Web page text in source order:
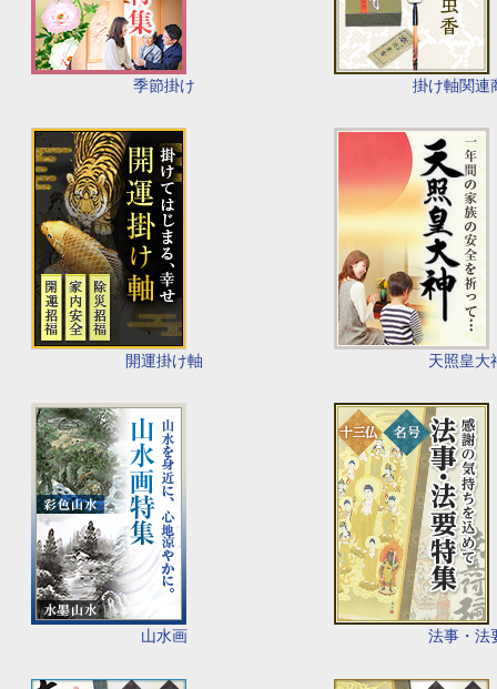
季節掛け 掛け軸関連
開運掛け軸 天照皇大
山水画 法事・法